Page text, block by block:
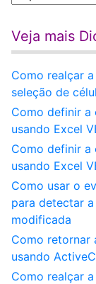
Veja mais
Como realçar
seleção de
Como definir a
usando Excel
Como definir a
usando Excel
Como usar o
para detectar
modificada
Como retornar
usando
Como realçar